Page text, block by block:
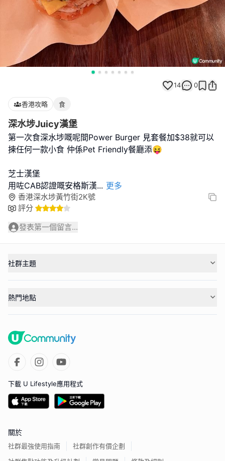
14 0
香港攻略 食
深水埗Juicy漢堡
第一次食深水埗嘅呢間Power Burger 見套餐加$38就可以
揀任何一款小食 仲係Pet Friendly餐廳添😝
芝士漢堡
用咗CAB認證嘅安格斯漢... 更多
香港深水埗黃竹街2K號
評分
發表第一個留言...
社群主題
熱門地點
下載 U Lifestyle應用程式
關於
社群最強使用指南
社群創作有價企劃